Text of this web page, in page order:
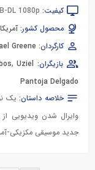
کیفیت: DL 1080p
محصول کشور: آمریکا
کارگردان: Greene
بازیگران:
,Uziel
Pantoja Delgado
خلاصه داستان: یک
وایرال شدن ویدیویی
جدید موسیقی مکزیکی-